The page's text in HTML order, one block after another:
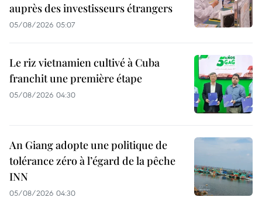
auprès des investisseurs étrangers
05/08/2026 05:07
Le riz vietnamien cultivé à Cuba
franchit une première étape
05/08/2026 04:30
An Giang adopte une politique de
tolérance zéro à l’égard de la pêche
INN
05/08/2026 04:30